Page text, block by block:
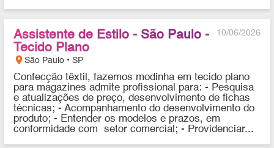
10/06/2026
Assistente de Estilo - São Paulo -
Tecido Plano
location_onSão Paulo • SP
Confecção têxtil, fazemos modinha em tecido plano
para magazines admite profissional para: - Pesquisa
e atualizações de preço, desenvolvimento de fichas
técnicas; - Acompanhamento do desenvolvimento do
produto; - Entender os modelos e prazos, em
conformidade com setor comercial; - Providenciar...